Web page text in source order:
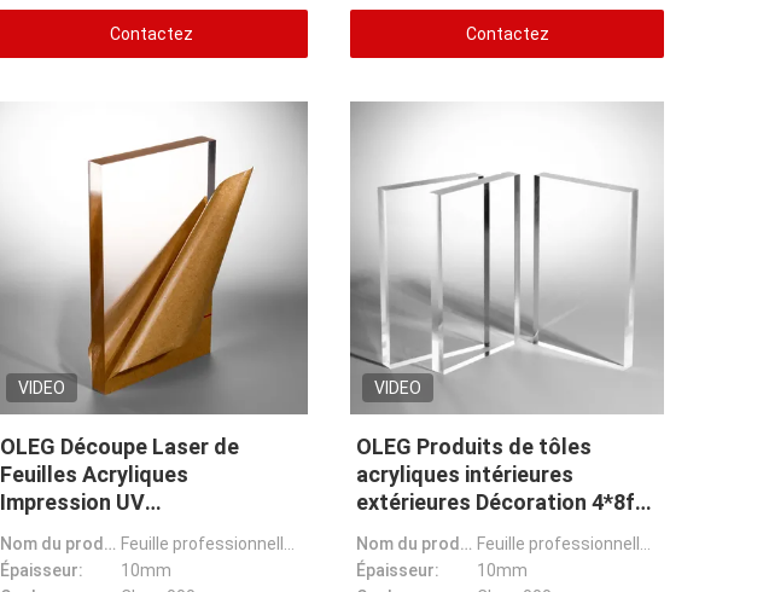
Contactez Contactez
VIDEO
OLEG Découpe Laser de
Feuilles Acryliques
Impression UV
Gratuits
Nom du produit:
Épaisseur:
10mm
VIDEO
OLEG Produits de tôles
acryliques intérieures
extérieures Décoration 4*8ft
Nom du produit:
Épaisseur:
10mm